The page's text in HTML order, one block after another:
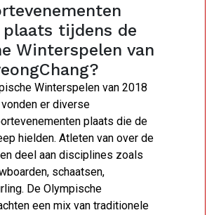
tijdens de
Winterspelen van
Winterspelen van 2018
er diverse
plaats die de
hielden. Atleten van over de
deel aan disciplines zoals
schaatsen,
De Olympische
een mix van traditionele